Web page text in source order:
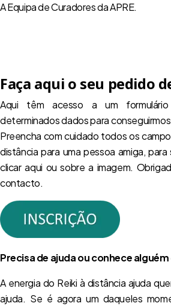
A Equipa de Curadores da APRE.
Faça aqui o seu pedido
Aqui têm acesso a um
determinados dados para conseguirmos
Preencha com cuidado todos os
distância para uma pessoa amiga,
clicar aqui ou sobre a imagem.
contacto.
Precisa de ajuda ou conhece
A energia do Reiki à distância ajuda
ajuda. Se é agora um daqueles